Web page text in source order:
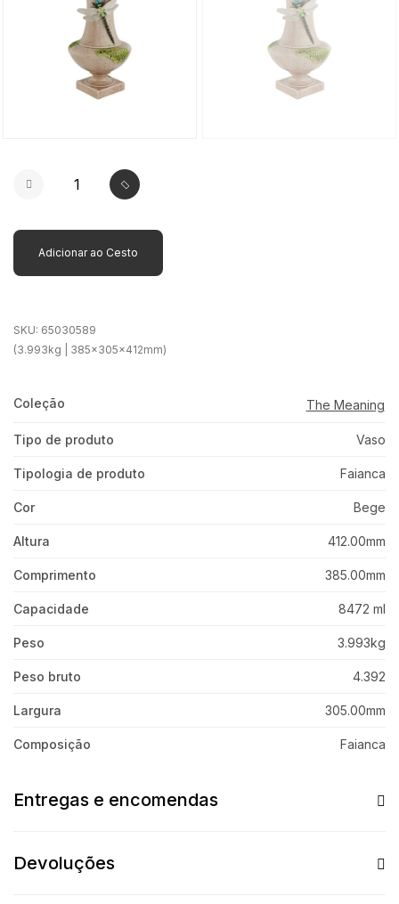
Adicionar ao Cesto
SKU: 65030589
(3.993kg | 385x305x412mm)
Coleção The Meaning
Tipo de produto Vaso
Tipologia de produto Faianca
Cor Bege
Altura 412.00mm
Comprimento 385.00mm
Capacidade 8472 ml
Peso 3.993kg
Peso bruto 4.392
Largura 305.00mm
Composição Faianca
Entregas e encomendas
Devoluções